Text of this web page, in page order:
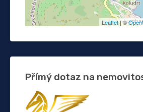
Leaflet| ©
Přímý dotaz na